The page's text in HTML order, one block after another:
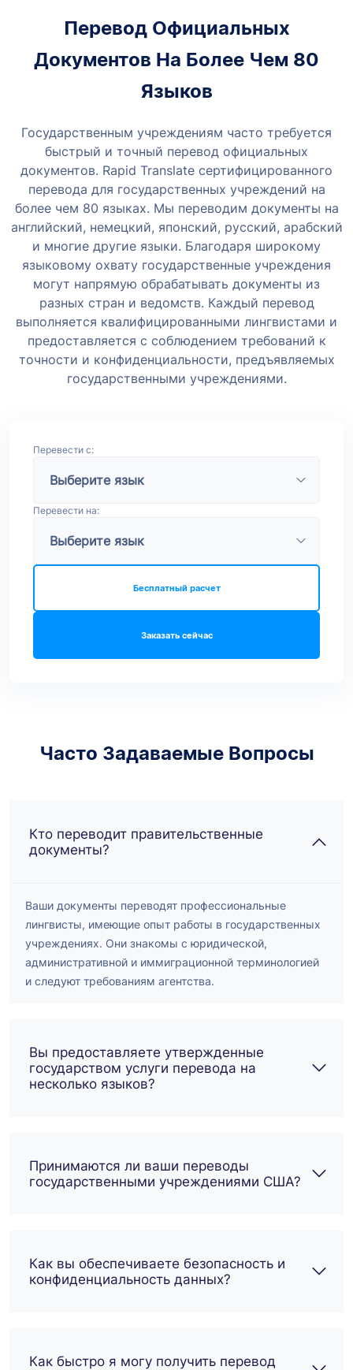
Перевод Официальных
Документов На Более Чем 80
Языков
Государственным учреждениям часто требуется
быстрый и точный перевод официальных
документов. Rapid Translate сертифицированного
перевода для государственных учреждений на
более чем 80 языках. Мы переводим документы на
английский, немецкий, японский, русский, арабский
и многие другие языки. Благодаря широкому
языковому охвату государственные учреждения
могут напрямую обрабатывать документы из
разных стран и ведомств. Каждый перевод
выполняется квалифицированными лингвистами и
предоставляется с соблюдением требований к
точности и конфиденциальности, предъявляемых
государственными учреждениями.
Перевести с:
Перевести на:
Заказать сейчас
Бесплатный расчет
Часто Задаваемые Вопросы
Кто переводит правительственные
документы?
Ваши документы переводят профессиональные
лингвисты, имеющие опыт работы в государственных
учреждениях. Они знакомы с юридической,
административной и иммиграционной терминологией
и следуют требованиям агентства.
Вы предоставляете утвержденные
государством услуги перевода на
несколько языков?
Принимаются ли ваши переводы
государственными учреждениями США?
Как вы обеспечиваете безопасность и
конфиденциальность данных?
Как быстро я могу получить перевод